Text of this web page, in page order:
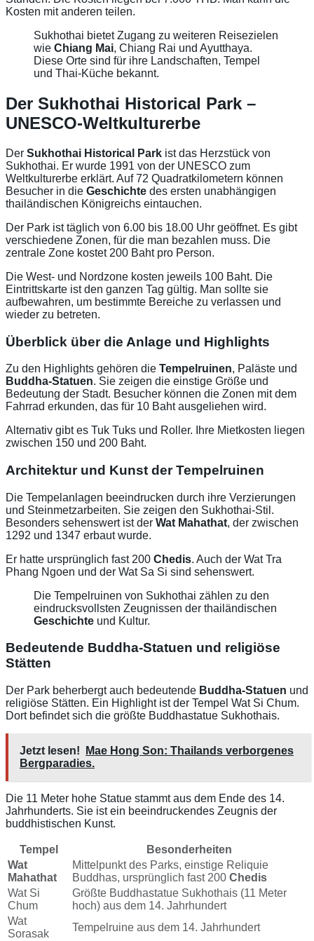
Kosten mit anderen teilen.
Sukhothai bietet Zugang zu weiteren Reisezielen
wie Chiang Mai, Chiang Rai und Ayutthaya.
Diese Orte sind für ihre Landschaften, Tempel
und Thai-Küche bekannt.
Der Sukhothai Historical Park –
UNESCO-Weltkulturerbe
Der Sukhothai Historical Park ist das Herzstück von
Sukhothai. Er wurde 1991 von der UNESCO zum
Weltkulturerbe erklärt. Auf 72 Quadratkilometern können
Besucher in die Geschichte des ersten unabhängigen
thailändischen Königreichs eintauchen.
Der Park ist täglich von 6.00 bis 18.00 Uhr geöffnet. Es gibt
verschiedene Zonen, für die man bezahlen muss. Die
zentrale Zone kostet 200 Baht pro Person.
Die West- und Nordzone kosten jeweils 100 Baht. Die
Eintrittskarte ist den ganzen Tag gültig. Man sollte sie
aufbewahren, um bestimmte Bereiche zu verlassen und
wieder zu betreten.
Überblick über die Anlage und Highlights
Zu den Highlights gehören die Tempelruinen, Paläste und
Buddha-Statuen. Sie zeigen die einstige Größe und
Bedeutung der Stadt. Besucher können die Zonen mit dem
Fahrrad erkunden, das für 10 Baht ausgeliehen wird.
Alternativ gibt es Tuk Tuks und Roller. Ihre Mietkosten liegen
zwischen 150 und 200 Baht.
Architektur und Kunst der Tempelruinen
Die Tempelanlagen beeindrucken durch ihre Verzierungen
und Steinmetzarbeiten. Sie zeigen den Sukhothai-Stil.
Besonders sehenswert ist der Wat Mahathat, der zwischen
1292 und 1347 erbaut wurde.
Er hatte ursprünglich fast 200 Chedis. Auch der Wat Tra
Phang Ngoen und der Wat Sa Si sind sehenswert.
Die Tempelruinen von Sukhothai zählen zu den
eindrucksvollsten Zeugnissen der thailändischen
Geschichte und Kultur.
Bedeutende Buddha-Statuen und religiöse
Stätten
Der Park beherbergt auch bedeutende Buddha-Statuen und
religiöse Stätten. Ein Highlight ist der Tempel Wat Si Chum.
Dort befindet sich die größte Buddhastatue Sukhothais.
Jetzt lesen!
Mae Hong Son: Thailands verborgenes
Bergparadies.
Die 11 Meter hohe Statue stammt aus dem Ende des 14.
Jahrhunderts. Sie ist ein beeindruckendes Zeugnis der
buddhistischen Kunst.
Tempel
Besonderheiten
Wat
Mahathat
Mittelpunkt des Parks, einstige Reliquie
Buddhas, ursprünglich fast 200 Chedis
Wat Si
Chum
Größte Buddhastatue Sukhothais (11 Meter
hoch) aus dem 14. Jahrhundert
Wat
Sorasak
Tempelruine aus dem 14. Jahrhundert